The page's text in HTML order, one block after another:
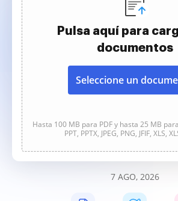
Pulsa aquí para
documentos
Seleccione un
Hasta 100 MB para PDF y hasta 25 MB para
PPT, PPTX, JPEG, PNG, JFIF, XLS,
7 AGO, 2026